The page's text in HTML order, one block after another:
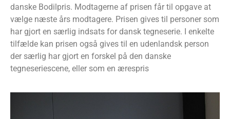
danske Bodilpris. Modtagerne af prisen får til opgave at
vælge næste års modtagere. Prisen gives til personer som
har gjort en særlig indsats for dansk tegneserie. I enkelte
tilfælde kan prisen også gives til en udenlandsk person
der særlig har gjort en forskel på den danske
tegneseriescene, eller som en ærespris